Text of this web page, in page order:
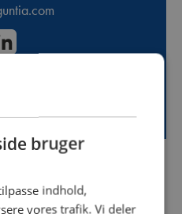
bruger
indhold,
vores trafik. Vi deler